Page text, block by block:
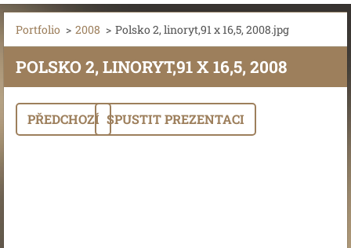
Portfolio > 2008 > Polsko 2, linoryt,91 x 16,5, 2008.jpg
POLSKO 2, LINORYT,91 X 16,5, 2008
PŘEDCHOZÍ SPUSTIT PREZENTACI